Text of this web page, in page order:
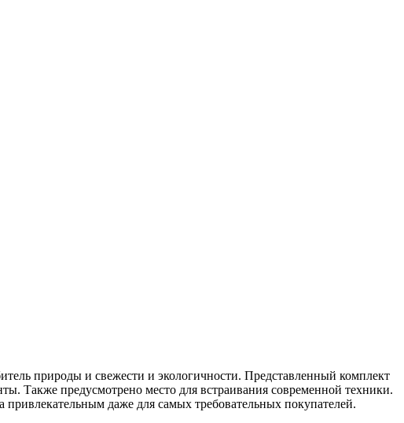
природы и свежести и экологичности. Представленный комплект
Также предусмотрено место для встраивания современной техники.
даже для самых требовательных покупателей.